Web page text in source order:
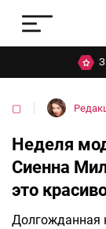
▢
Неделя
Сиенна
это
Долгожданная